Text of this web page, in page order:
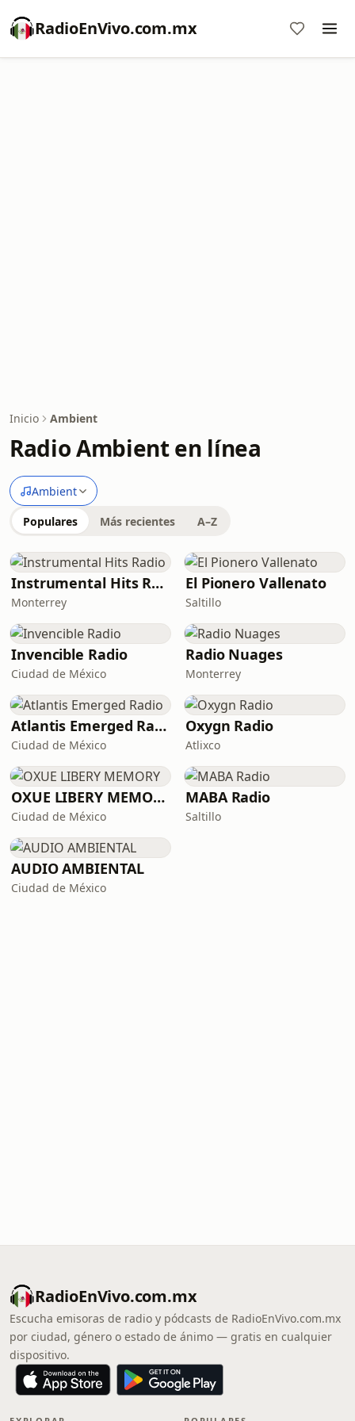
RadioEnVivo.com.mx
Inicio Ambient
Radio Ambient en línea
Ambient
Populares Más recientes A–Z
Instrumental Hits Radio
Monterrey
El Pionero Vallenato
Saltillo
Invencible Radio
Ciudad de México
Radio Nuages
Monterrey
Atlantis Emerged Radio
Ciudad de México
Oxygn Radio
Atlixco
OXUE LIBERY MEMORY
Ciudad de México
MABA Radio
Saltillo
AUDIO AMBIENTAL
Ciudad de México
RadioEnVivo.com.mx
Escucha emisoras de radio y pódcasts de RadioEnVivo.com.mx
por ciudad, género o estado de ánimo — gratis en cualquier
dispositivo.